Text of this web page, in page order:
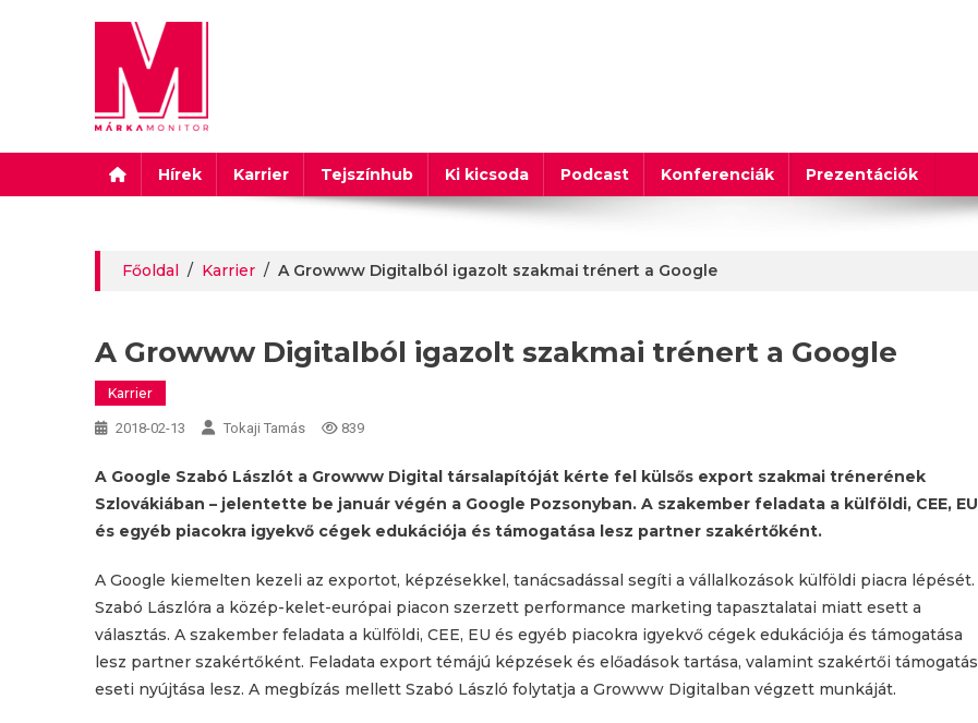
Márkamonitor
Hírek Karrier Tejszínhub Ki kicsoda Podcast Konferenciák Prezentációk
Főoldal / Karrier / A Growww Digitalból igazolt szakmai trénert a Google
A Growww Digitalból igazolt szakmai trénert a Google
Karrier
2018-02-13 Tokaji Tamás 839
A Google Szabó Lászlót a Growww Digital társalapítóját kérte fel külsős export szakmai trénerének
Szlovákiában – jelentette be január végén a Google Pozsonyban. A szakember feladata a külföldi, CEE, EU
és egyéb piacokra igyekvő cégek edukációja és támogatása lesz partner szakértőként.
A Google kiemelten kezeli az exportot, képzésekkel, tanácsadással segíti a vállalkozások külföldi piacra lépését.
Szabó Lászlóra a közép-kelet-európai piacon szerzett performance marketing tapasztalatai miatt esett a
választás. A szakember feladata a külföldi, CEE, EU és egyéb piacokra igyekvő cégek edukációja és támogatása
lesz partner szakértőként. Feladata export témájú képzések és előadások tartása, valamint szakértői támogatás
eseti nyújtása lesz. A megbízás mellett Szabó László folytatja a Growww Digitalban végzett munkáját.